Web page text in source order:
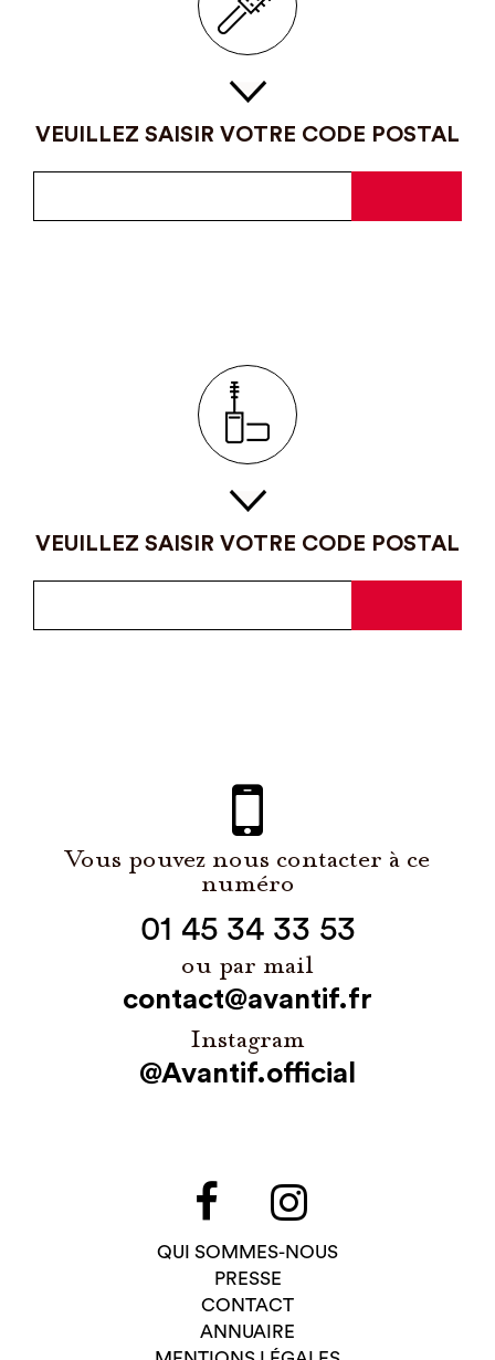
VEUILLEZ SAISIR VOTRE CODE POSTAL
VEUILLEZ SAISIR VOTRE CODE POSTAL
Vous pouvez nous contacter à ce
numéro
01 45 34 33 53
ou par mail
contact@avantif.fr
Instagram
@Avantif.official
QUI SOMMES-NOUS
PRESSE
CONTACT
ANNUAIRE